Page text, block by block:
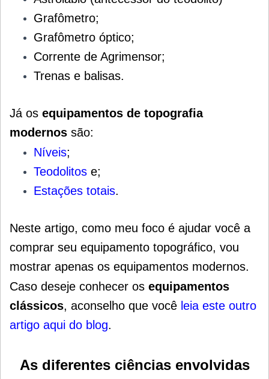
Grafômetro;
Grafômetro óptico;
Corrente de Agrimensor;
Trenas e balisas.
Já os equipamentos de topografia
modernos são:
Níveis;
Teodolitos e;
Estações totais.
Neste artigo, como meu foco é ajudar você a
comprar seu equipamento topográfico, vou
mostrar apenas os equipamentos modernos.
Caso deseje conhecer os equipamentos
clássicos, aconselho que você leia este outro
artigo aqui do blog.
As diferentes ciências envolvidas